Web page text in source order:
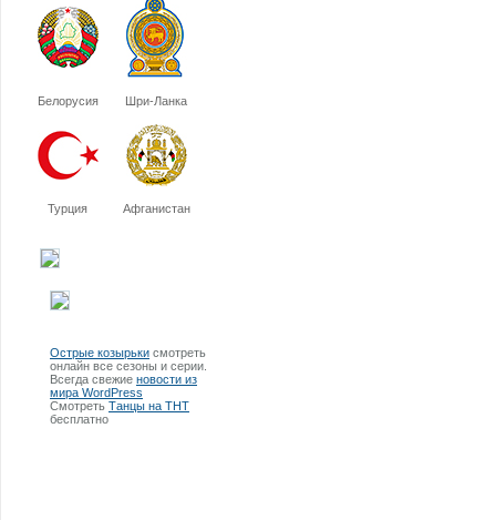
Белорусия Шри-Ланка
Турция Афганистан
Острые козырьки смотреть
онлайн все сезоны и серии.
Всегда свежие новости из
мира WordPress
Смотреть Танцы на ТНТ
бесплатно